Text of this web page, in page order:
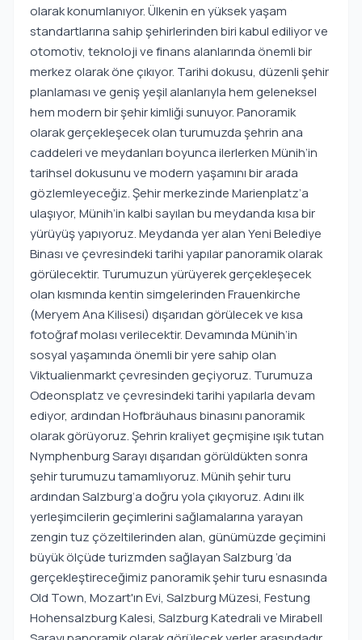
olarak konumlanıyor. Ülkenin en yüksek yaşam
standartlarına sahip şehirlerinden biri kabul ediliyor ve
otomotiv, teknoloji ve finans alanlarında önemli bir
merkez olarak öne çıkıyor. Tarihi dokusu, düzenli şehir
planlaması ve geniş yeşil alanlarıyla hem geleneksel
hem modern bir şehir kimliği sunuyor. Panoramik
olarak gerçekleşecek olan turumuzda şehrin ana
caddeleri ve meydanları boyunca ilerlerken Münih’in
tarihsel dokusunu ve modern yaşamını bir arada
gözlemleyeceğiz. Şehir merkezinde Marienplatz’a
ulaşıyor, Münih’in kalbi sayılan bu meydanda kısa bir
yürüyüş yapıyoruz. Meydanda yer alan Yeni Belediye
Binası ve çevresindeki tarihi yapılar panoramik olarak
görülecektir. Turumuzun yürüyerek gerçekleşecek
olan kısmında kentin simgelerinden Frauenkirche
(Meryem Ana Kilisesi) dışarıdan görülecek ve kısa
fotoğraf molası verilecektir. Devamında Münih’in
sosyal yaşamında önemli bir yere sahip olan
Viktualienmarkt çevresinden geçiyoruz. Turumuza
Odeonsplatz ve çevresindeki tarihi yapılarla devam
ediyor, ardından Hofbräuhaus binasını panoramik
olarak görüyoruz. Şehrin kraliyet geçmişine ışık tutan
Nymphenburg Sarayı dışarıdan görüldükten sonra
şehir turumuzu tamamlıyoruz. Münih şehir turu
ardından Salzburg‘a doğru yola çıkıyoruz. Adını ilk
yerleşimcilerin geçimlerini sağlamalarına yarayan
zengin tuz çözeltilerinden alan, günümüzde geçimini
büyük ölçüde turizmden sağlayan Salzburg ’da
gerçekleştireceğimiz panoramik şehir turu esnasında
Old Town, Mozart'ın Evi, Salzburg Müzesi, Festung
Hohensalzburg Kalesi, Salzburg Katedrali ve Mirabell